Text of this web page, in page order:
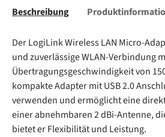
Beschreibung
Der LogiLink Wireless LAN Micro-
und zuverlässige WLAN-Verbindung
Übertragungsgeschwindigkeit von
kompakte Adapter mit USB 2.0
verwenden und ermöglicht eine
einer abnehmbaren 2 dBi-Antenne,
bietet er Flexibilität und Leistung.